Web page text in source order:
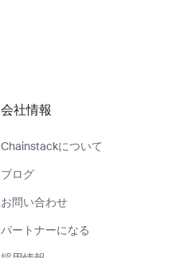
会社情報
Chainstackについて
ブログ
お問い合わせ
パートナーになる